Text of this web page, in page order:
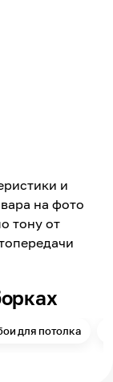
и
на фото
тону от
для потолка